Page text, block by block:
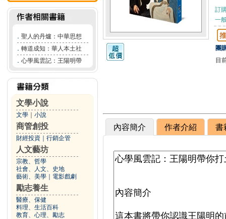
． 聖人的丹爐：中華思想
． 轉道成知：華人本土社
． 心學風雲記：王陽明帶
文學小說
文學 小說
商管創投
財經投資 行銷企管
人文藝坊
宗教、哲學
社會、人文、史地
藝術、美學
電影戲劇
勵志養生
醫療、保健
料理、生活百科
教育、心理、勵志
訂
一
團
目
內容簡介 作者介紹 書